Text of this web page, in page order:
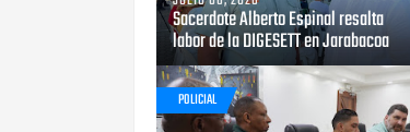
Sacerdote Alberto Espinal resalta
labor de la DIGESETT en Jarabacoa
POLICIAL